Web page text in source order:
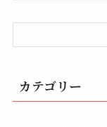
カテゴリー